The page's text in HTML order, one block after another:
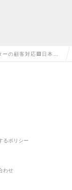
ーの顧客対応🟩日本の
求人情報
るポリシー
わせ